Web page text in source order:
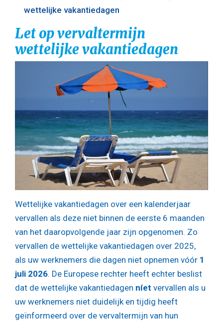
wettelijke vakantiedagen
Let op vervaltermijn
wettelijke vakantiedagen
Wettelijke vakantiedagen over een kalenderjaar
vervallen als deze niet binnen de eerste 6 maanden
van het daaropvolgende jaar zijn opgenomen. Zo
vervallen de wettelijke vakantiedagen over 2025,
als uw werknemers die dagen niet opnemen vóór 1
juli 2026. De Europese rechter heeft echter beslist
dat de wettelijke vakantiedagen níet vervallen als u
uw werknemers niet duidelijk en tijdig heeft
geïnformeerd over de vervaltermijn van hun